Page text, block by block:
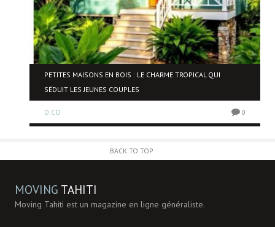
PETITES MAISONS EN BOIS : LE CHARME TROPICAL QUI
SÉDUIT LES JEUNES COUPLES
D.CO 0
BACK TO TOP
MOVING TAHITI
Moving Tahiti est un magazine en ligne généraliste.